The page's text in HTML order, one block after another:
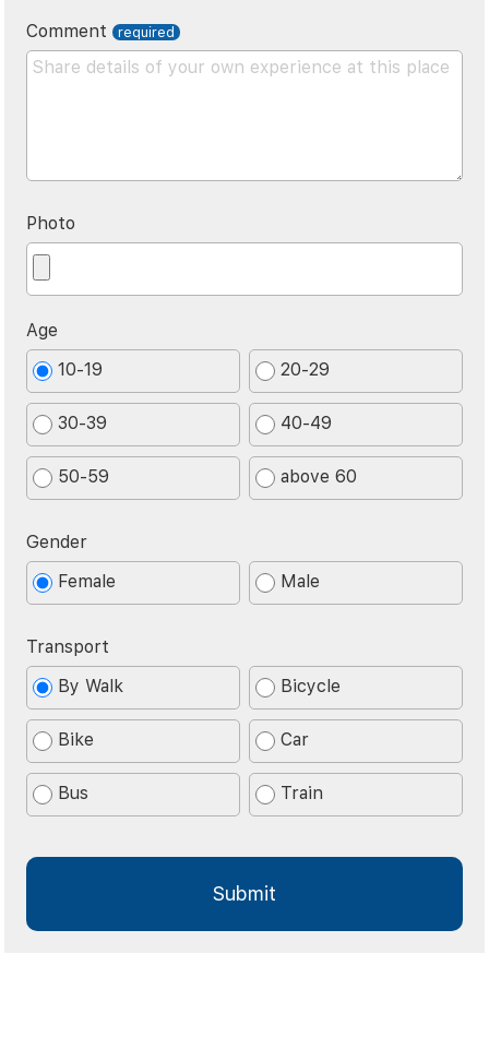
Comment
Photo
Age
10-19
20-29
30-39 40-49
50-59 above 60
Gender
Female
Male
Transport
By Walk
Bicycle
Bike Car
Bus Train